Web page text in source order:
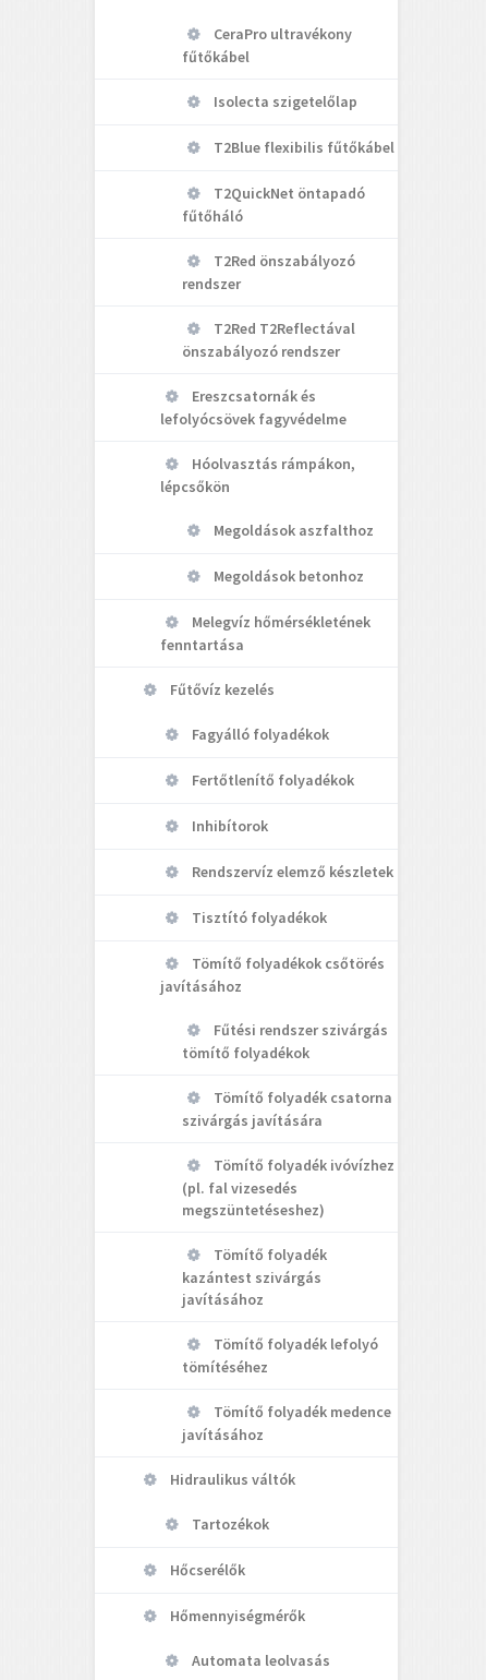
CeraPro ultravékony
fűtőkábel
Isolecta szigetelőlap
T2Blue flexibilis fűtőkábel
T2QuickNet öntapadó
fűtőháló
T2Red önszabályozó
rendszer
T2Red T2Reflectával
önszabályozó rendszer
Ereszcsatornák és
lefolyócsövek fagyvédelme
Hóolvasztás rámpákon,
lépcsőkön
Megoldások aszfalthoz
Megoldások betonhoz
Melegvíz hőmérsékletének
fenntartása
Fűtővíz kezelés
Fagyálló folyadékok
Fertőtlenítő folyadékok
Inhibítorok
Rendszervíz elemző készletek
Tisztító folyadékok
Tömítő folyadékok csőtörés
javításához
Fűtési rendszer szivárgás
tömítő folyadékok
Tömítő folyadék csatorna
szivárgás javítására
Tömítő folyadék ivóvízhez
(pl. fal vizesedés
megszüntetéseshez)
Tömítő folyadék
kazántest szivárgás
javításához
Tömítő folyadék lefolyó
tömítéséhez
Tömítő folyadék medence
javításához
Hidraulikus váltók
Tartozékok
Hőcserélők
Hőmennyiségmérők
Automata leolvasás